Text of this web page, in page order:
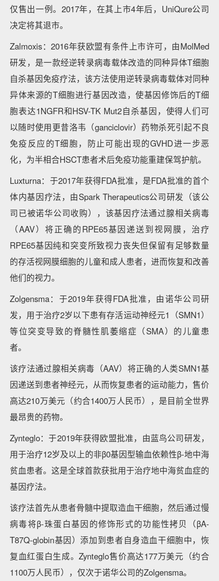
仅售出一例。2017年，在其上市4年后，UniQure公司
决定将其退市。
Zalmoxis：2016年获欧盟有条件上市许可，由MolMed
研发，是一款经逆转录病毒载体改造的同种异体T细胞
自杀基因免疫疗法，该方法使用逆转录病毒载体对同种
异体来源的T细胞进行基因改造，使基因修饰后的T细
胞表达1NGFR和HSV-TK Mut2自杀基因，使得人们可
以随时使用更昔洛韦（ganciclovir）药物杀死引起不良
免疫反应的T细胞，防止可能出现的GVHD进一步恶
化，为半相合HSCT患者术后免疫功能重建保驾护航。
Luxturna：于2017年获得FDA批准，是FDA批准的首个
体内基因疗法，由Spark Therapeutics公司研发（该公
司已被诺华公司收购），该基因疗法通过腺相关病毒
（AAV）将正确的RPE65基因递送到视网膜，治疗
RPE65基因纯和突变所致视力丧失但保留有足够数量
的存活视网膜细胞的儿童和成人患者，进而恢复和改善
他们的视力。
Zolgensma：于2019年获得FDA批准，由诺华公司研
发，用于治疗2岁以下患有存活运动神经元1（SMN1）
等位突变导致的脊髓性肌萎缩症（SMA）的儿童患
者。
该疗法通过腺相关病毒（AAV）将正确的人类SMN1基
因递送到患者神经元，从而恢复患者的运动能力，售价
高达210万美元（约合1400万人民币），是目前全世界
最昂贵的药物。
Zynteglo：于2019年获得欧盟批准，由蓝鸟公司研发，
用于治疗12岁及以上的非β0基因型输血依赖性β-地中海
贫血患者。这是全球首款获批用于治疗地中海贫血症的
基因疗法。
该疗法首先从患者骨髓中提取造血干细胞，然后通过慢
病毒将β-珠蛋白基因的修饰形式的功能性拷贝（βA-
T87Q-globin基因）添加到患者自身造血干细胞中，恢
复血红蛋白生成。Zynteglo售价高达177万美元（约合
1100万人民币），仅次于诺华公司的Zolgensma。